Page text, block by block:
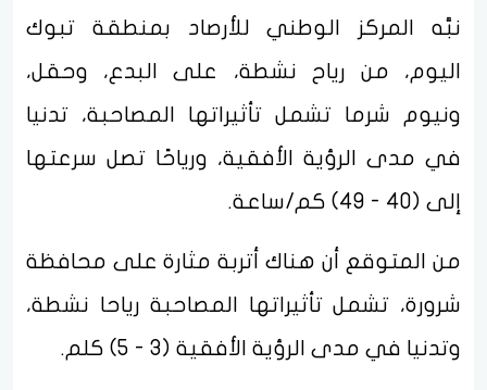
نبَّه المركز الوطني للأرصاد بمنطقة تبوك
اليوم، من رياح نشطة، على البدع، وحقل،
ونيوم شرما تشمل تأثيراتها المصاحبة، تدنيا
في مدى الرؤية الأفقية، ورياحًا تصل سرعتها
إلى (40 - 49) كم/ساعة.
من المتوقع أن هناك أتربة مثارة على محافظة
شرورة، تشمل تأثيراتها المصاحبة رياحا نشطة،
وتدنيا في مدى الرؤية الأفقية (3 - 5) كلم.